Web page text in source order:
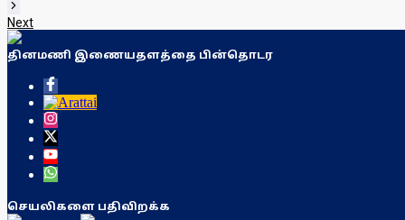
Next
தினமணி இணையதளத்தை பின்தொடர
செயலிகளை பதிவிறக்க